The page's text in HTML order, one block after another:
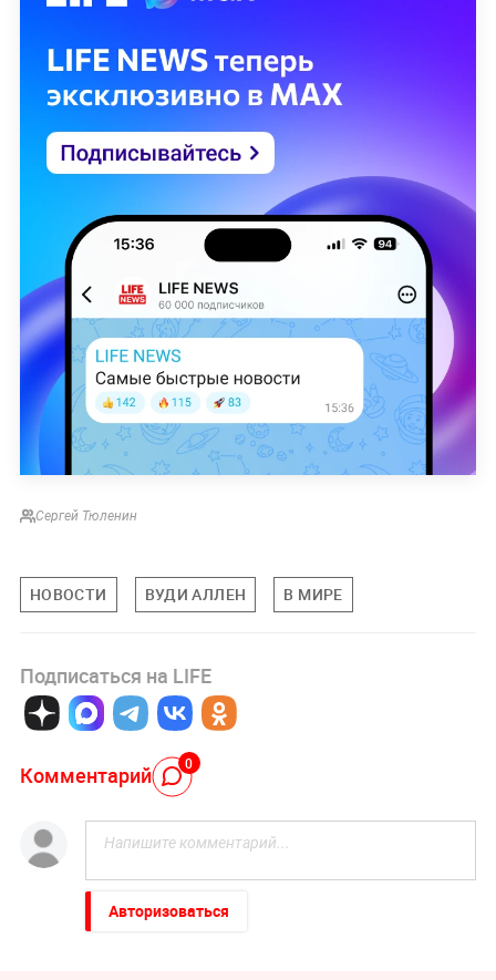
Сергей Тюленин
НОВОСТИ ВУДИ АЛЛЕН В МИРЕ
Подписаться на LIFE
Комментарий 0
Авторизоваться